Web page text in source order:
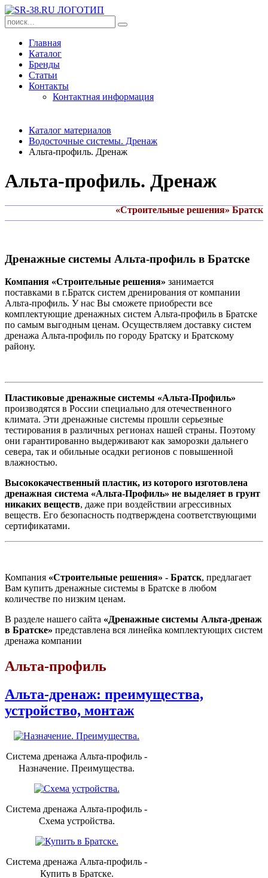
Главная
Каталог
Бренды
Статьи
Контакты
Контактная информация
Каталог материалов
Водосточные системы. Дренаж
Альта-профиль. Дренаж
Альта-профиль. Дренаж
«Строительные решения» Братск
Дренажные системы Альта-профиль в Братске
Компания «Строительные решения» занимается
поставками в г.Братск систем дренирования от компании
Альта-профиль. У нас Вы сможете приобрести все
комплектующие дренажных систем Альта-профиль в Братске
по самым выгодным ценам. Осуществляем доставку систем
дренажа Альта-профиль по городу Братску и Братскому
району.
Пластиковые дренажные системы «Альта-Профиль»
производятся в России специально для отечественного
климата. Эти дренажные системы прошли серьезные
тестирования в различных регионах нашей страны. Поэтому
они гарантированно выдерживают как заморозки дальнего
севера, так и обильные осадки регионов с повышенной
влажностью.
Высококачественный пластик, из которого изготовлена
дренажная система «Альта-Профиль» не выделяет в грунт
никаких веществ, даже при воздействии агрессивных
веществ. Его безопасность подтверждена соответствующими
сертификатами.
Компания «Строительные решения» - Братск, предлагает
Вам купить дренажные системы в Братске в любом
количестве по низким ценам.
В разделе нашего сайта «Дренажные системы Альта-дренаж
в Братске» представлена вся линейка комплектующих систем
дренажа компании
Альта-профиль
Альта-дренаж: преимущества,
устройство, монтаж
Система дренажа Альта-профиль -
Назначение. Преимущества.
Система дренажа Альта-профиль -
Схема устройства.
Система дренажа Альта-профиль -
Купить в Братске.